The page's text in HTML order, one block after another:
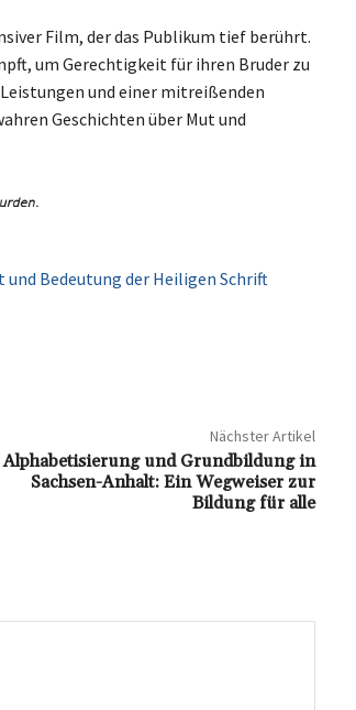
Film, der das Publikum tief berührt.
um Gerechtigkeit für ihren Bruder zu
und einer mitreißenden
Geschichten über Mut und
Bedeutung der Heiligen Schrift
Nächster Artikel
Alphabetisierung und Grundbildung in
Sachsen-Anhalt: Ein Wegweiser zur
Bildung für alle